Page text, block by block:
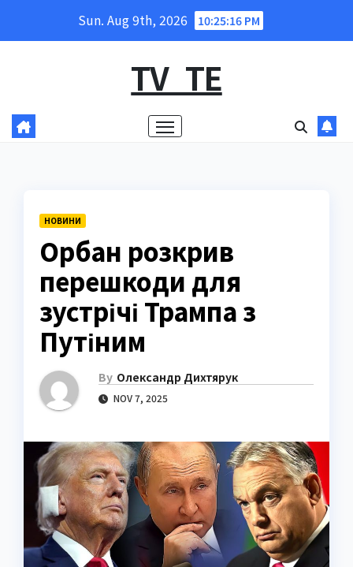
Sun. Aug 9th, 2026 10:25:17 PM
TV_TE
НОВИНИ
Орбан розкрив
перешкоди для
зустрічі Трампа з
Путіним
By Олександр Дихтярук
NOV 7, 2025